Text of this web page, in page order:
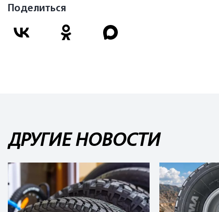
Поделиться
ДРУГИЕ НОВОСТИ